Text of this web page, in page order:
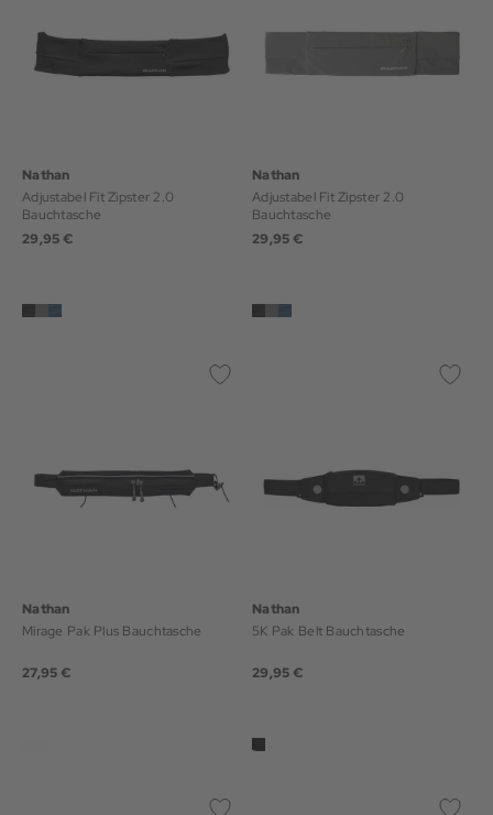
Nathan
Adjustabel Fit Zipster 2.0
Bauchtasche
29,95 €
Nathan
Adjustabel Fit Zipster 2.0
Bauchtasche
29,95 €
Nathan
Mirage Pak Plus Bauchtasche
27,95 €
Nathan
5K Pak Belt Bauchtasche
29,95 €